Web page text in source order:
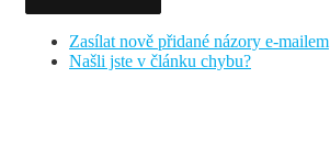
Zasílat nově přidané názory e-mailem
Našli jste v článku chybu?